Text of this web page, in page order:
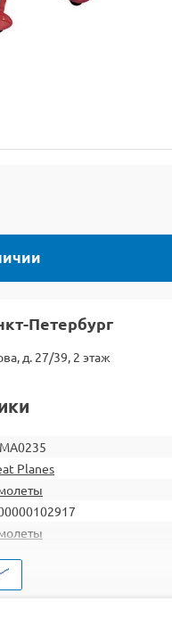
Петербург
д. 27/39, 2 этаж
Planes